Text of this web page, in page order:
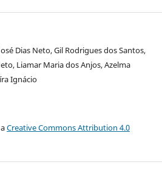
Dias Neto, Gil Rodrigues dos Santos,
Liamar Maria dos Anjos, Azelma
Ignácio
Creative Commons Attribution 4.0